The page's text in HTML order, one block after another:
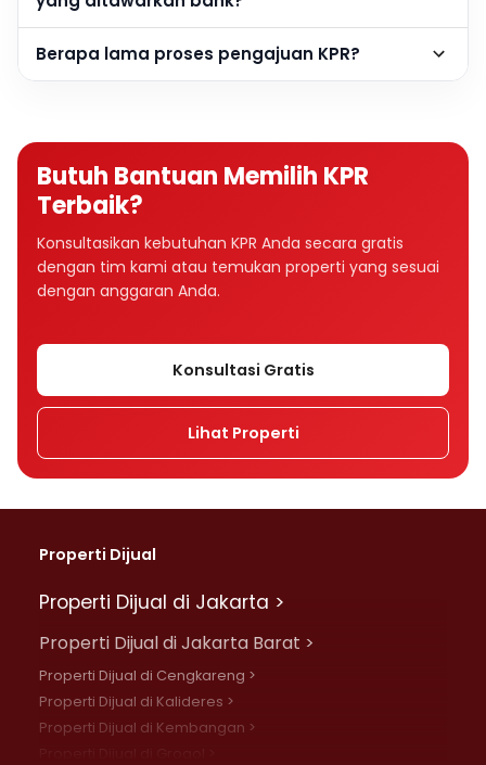
Berapa lama proses pengajuan KPR?
Butuh Bantuan Memilih KPR
Terbaik?
Konsultasikan kebutuhan KPR Anda secara gratis
dengan tim kami atau temukan properti yang sesuai
dengan anggaran Anda.
Konsultasi Gratis
Lihat Properti
Properti Dijual
Properti Dijual di Jakarta >
Properti Dijual di Jakarta Barat >
Properti Dijual di Cengkareng >
Properti Dijual di Kalideres >
Properti Dijual di Kembangan >